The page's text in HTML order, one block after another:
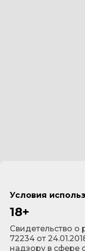
Условия
18+
Cвидетельство
72234 от
надзору в сфере